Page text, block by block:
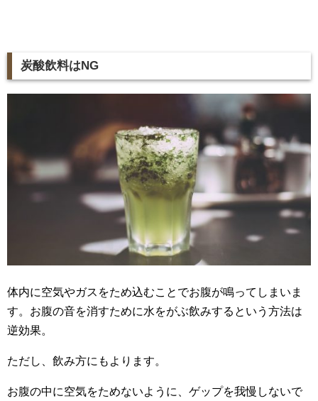
炭酸飲料はNG
体内に空気やガスをため込むことでお腹が鳴ってしまいま
す。お腹の音を消すために水をがぶ飲みするという方法は
逆効果。
ただし、飲み方にもよります。
お腹の中に空気をためないように、ゲップを我慢しないで